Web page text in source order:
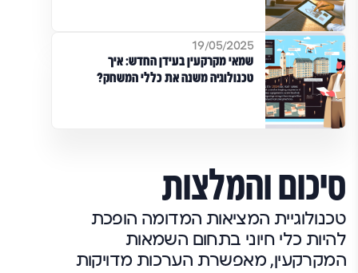
19/05/2025
שמאי מקרקעין בעידן החדש: איך
טכנולוגיה משנה את כללי המשחק?
סיכום והמלצות
טכנולוגיית המציאות המדומה הופכת
להיות כלי חיוני בתחום השמאות
המקרקעין, מאפשרת הערכות מדויקות